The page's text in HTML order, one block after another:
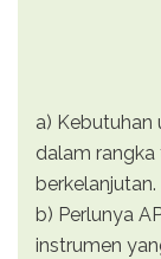
a) Kebutuhan
dalam
berkelanjutan.
b) Perlunya
instrumen